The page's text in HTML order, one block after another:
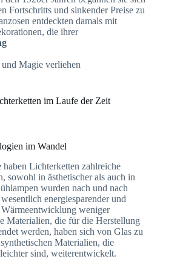
Fortschritts und sinkender Preise zu
entdeckten damals mit
die ihrer
Magie verliehen
im Laufe der Zeit
im Wandel
Lichterketten zahlreiche
sowohl in ästhetischer als auch in
wurden nach und nach
energiesparender und
weniger
Materialien, die für die Herstellung
werden, haben sich von Glas zu
Materialien, die
sind, weiterentwickelt.